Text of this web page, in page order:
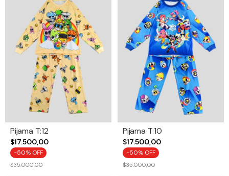
Pijama T:12
$17.500,00
-50% OFF
$35.000,00
Pijama T:10
$17.500,00
-50% OFF
$35.000,00